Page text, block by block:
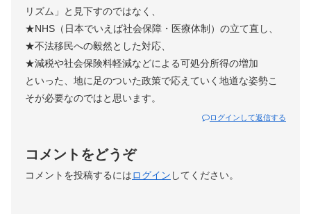
リズム」と見下すのではなく、
★NHS（日本でいえば社会保障・医療体制）の立て直し、
★不法移民への毅然とした対応、
★減税や社会保険料軽減などによる可処分所得の増加
といった、地に足のついた政策で応えていく地道な姿勢こ
そが必要なのではと思います。
ログインして返信する
コメントをどうぞ
コメントを投稿するにはログイン してください。